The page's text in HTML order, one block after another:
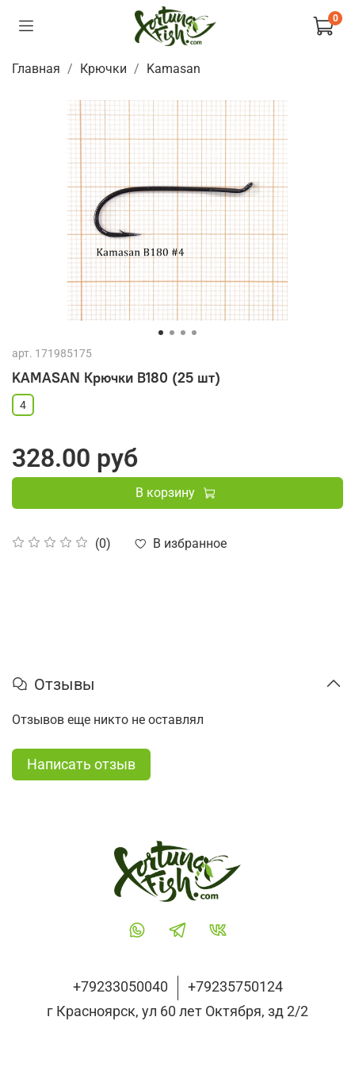
0
Главная Крючки Kamasan
арт. 171985175
KAMASAN Крючки B180 (25 шт)
(0) В избранное
4
328.00 руб
В корзину
Отзывы
Отзывов еще никто не оставлял
Написать отзыв
+79233050040
+79235750124
г Красноярск, ул 60 лет Октября, зд 2/2